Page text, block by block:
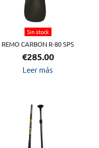
Sin stock
REMO CARBON R-80 SPS
€285.00
Leer más